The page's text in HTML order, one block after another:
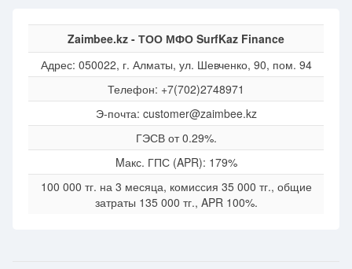
Zaimbee.kz - ТОО МФО SurfKaz Finance
Адрес: 050022, г. Алматы, ул. Шевченко, 90, пом. 94
Телефон: +7(702)2748971
Э-почта: customer@zaimbee.kz
ГЭСВ от 0.29%.
Mакс. ГПС (APR): 179%
100 000 тг. на 3 месяца, комиссия 35 000 тг., общие
затраты 135 000 тг., APR 100%.